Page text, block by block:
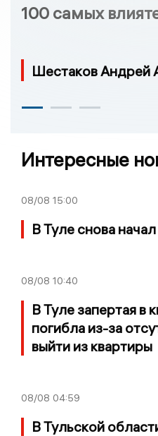
100 самых
Шестаков Андрей
Интересные
08/08 15:00
В Туле снова
08/08 10:40
В Туле запертая в
погибла из-за
выйти из квартиры
08/08 04:59
В Тульской